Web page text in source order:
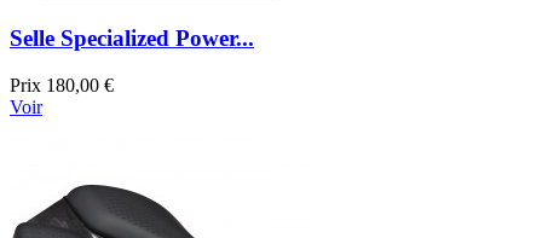
Selle Specialized Power...
Prix 180,00 €
Voir